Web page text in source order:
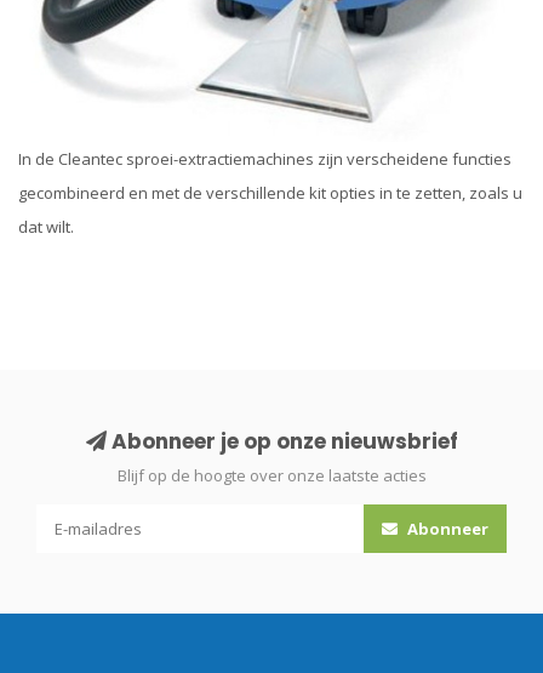
In de Cleantec sproei-extractiemachines zijn verscheidene functies
gecombineerd en met de verschillende kit opties in te zetten, zoals u
dat wilt.
Abonneer je op onze nieuwsbrief
Blijf op de hoogte over onze laatste acties
Abonneer